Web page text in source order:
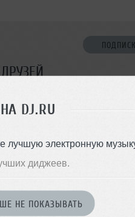
DJ.RU
электронную
диджеев.
НЕ ПОКАЗЫВАТЬ